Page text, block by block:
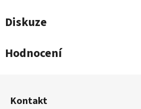
Diskuze
Hodnocení
Kontakt